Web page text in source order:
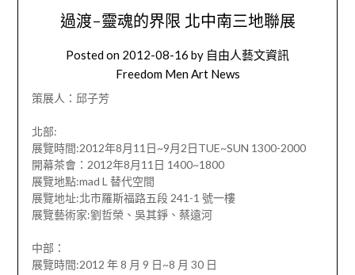
過渡-靈魂的界限 北中南三地聯展
Posted on 2012-08-16 by 自由人藝文資訊
Freedom Men Art News
策展人：邱子芳
北部:
展覽時間:2012年8月11日~9月2日TUE~SUN 1300-2000
開幕茶會：2012年8月11日 1400~1800
展覽地點:mad L 替代空間
展覽地址:北市羅斯福路五段 241-1 號一樓
展覽藝術家:劉哲榮、吳其錚、蔡遠河
中部：
展覽時間:2012 年 8 月 9 日~8 月 30 日